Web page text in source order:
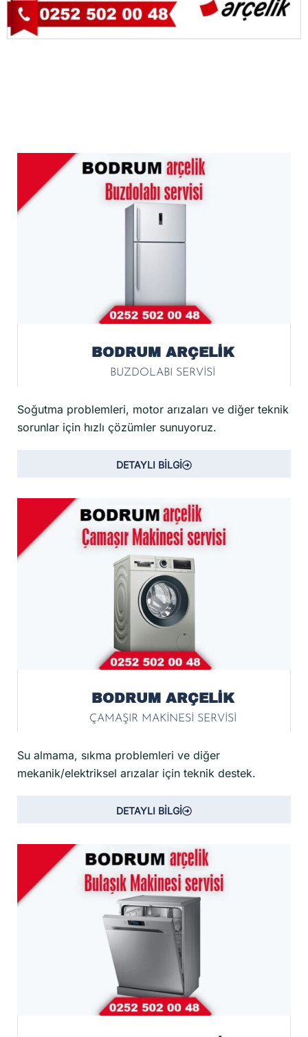
BODRUM ARÇELİK
BUZDOLABI SERVİSİ
Soğutma problemleri, motor arızaları ve diğer teknik
sorunlar için hızlı çözümler sunuyoruz.
DETAYLI BİLGİ
BODRUM ARÇELİK
ÇAMAŞIR MAKİNESİ SERVİSİ
Su almama, sıkma problemleri ve diğer
mekanik/elektriksel arızalar için teknik destek.
DETAYLI BİLGİ